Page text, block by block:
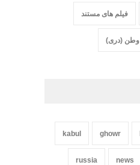
فیلم های مستند
وطن (دری)
ghowr
kabul
news
russia